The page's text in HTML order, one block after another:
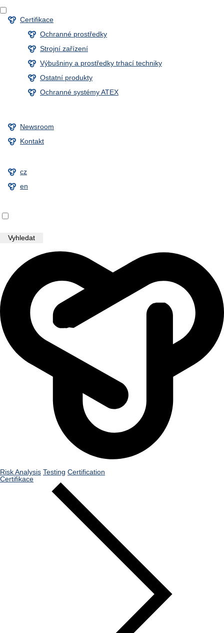
Certifikace
Ochranné prostředky
Strojní zařízení
Výbušniny a prostředky trhací techniky
Ostatní produkty
Ochranné systémy ATEX
Newsroom
Kontakt
cz
en
Risk Analysis Testing Certification
Certifikace